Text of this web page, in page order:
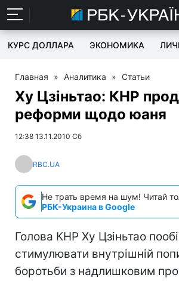
КУРС ДОЛЛАРА ЭКОНОМИКА
Главная » Аналитика » Статьи
Ху Цзіньтао: КНР
реформи щодо юаня
12:38 13.11.2010 Сб
RBC.UA
Не трать время на шум! Читай
РБК-Украина в Google
Голова КНР Ху Цзіньтао
стимулювати внутрішній
боротьби з надлишковим